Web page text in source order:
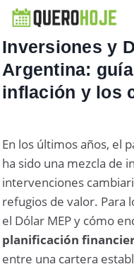
Inversiones y
Argentina:
inflación y los
En los últimos años, el
ha sido una mezcla de
intervenciones
refugios de valor. Para
el Dólar MEP y cómo
planificación
entre una cartera